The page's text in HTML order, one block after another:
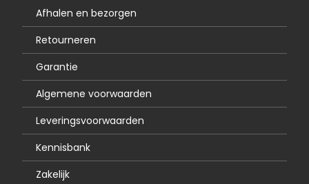
Afhalen en bezorgen
Retourneren
Garantie
Algemene voorwaarden
Leveringsvoorwaarden
Kennisbank
Zakelijk